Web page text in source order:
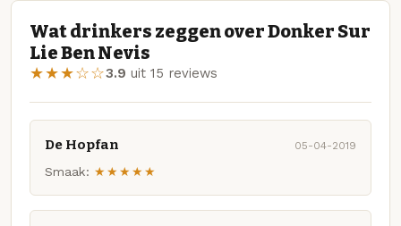
Wat drinkers zeggen over Donker Sur
Lie Ben Nevis
★★★☆☆3.9 uit 15 reviews
De Hopfan 05-04-2019
Smaak: ★★★★★